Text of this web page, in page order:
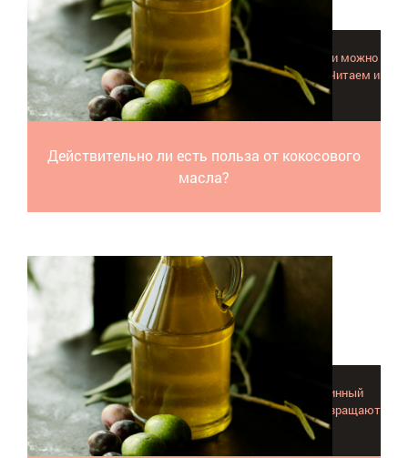
Действительно ли есть польза от кокосового
масла?
В чем именно заключается польза кокосового масла, и можно
ли применять данный продукт в домашних условиях? Читаем и
разбираемся вместе.
Масло розы и масло шиповника восполняют витаминный
запас, укрепляют защитные функции организма и возвращают
ему бодрость, энергию и хорошее настроение.